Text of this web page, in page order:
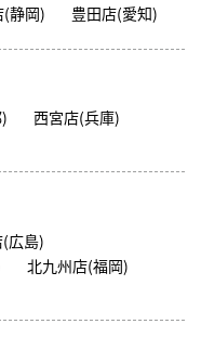
(静岡) 豊田店(愛知)
西宮店(兵庫)
広島)
北九州店(福岡)